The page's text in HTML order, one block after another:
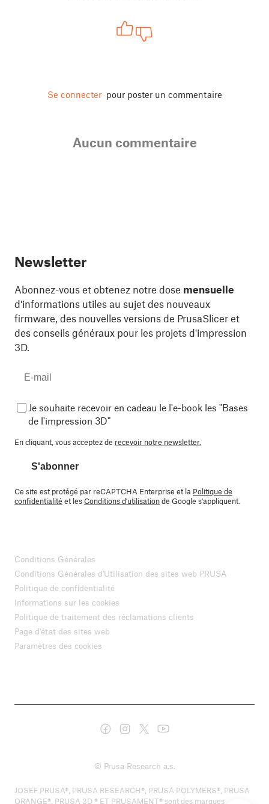
Se connecter pour poster un commentaire
Aucun commentaire
Newsletter
Abonnez-vous et obtenez notre dose mensuelle
d'informations utiles au sujet des nouveaux
firmware, des nouvelles versions de PrusaSlicer et
des conseils généraux pour les projets d'impression
3D.
Je souhaite recevoir en cadeau le l'e-book les "Bases
de l'impression 3D"
En cliquant, vous acceptez de recevoir notre newsletter.
S'abonner
Ce site est protégé par reCAPTCHA Enterprise et la Politique de
confidentialité et lesConditions d'utilisationde Google s'appliquent.
Conditions Générales
Conditions Générales d'Utilisation des sites web PRUSA
Politique de confidentialité
Informations sur les cookies
Politique de traitement des réclamations clients
Page d'état des sites web
Paramètres des cookies
© Prusa Research a.s.
JOSEF PRUSA®, PRUSA RESEARCH®, PRUSA POLYMERS®, PRUSA
ORANGE®, PRUSA 3D ® ET PRUSAMENT® sont des marques